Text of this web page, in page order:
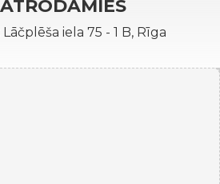
iela 75 - 1 B, Rīga